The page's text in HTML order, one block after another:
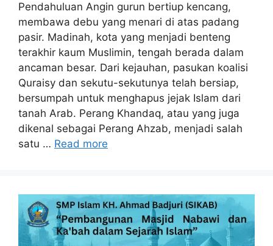
Pendahuluan Angin gurun bertiup kencang,
membawa debu yang menari di atas padang
pasir. Madinah, kota yang menjadi benteng
terakhir kaum Muslimin, tengah berada dalam
ancaman besar. Dari kejauhan, pasukan koalisi
Quraisy dan sekutu-sekutunya telah bersiap,
bersumpah untuk menghapus jejak Islam dari
tanah Arab. Perang Khandaq, atau yang juga
dikenal sebagai Perang Ahzab, menjadi salah
satu … Read more